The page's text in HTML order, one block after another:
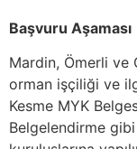
Başvuru Aşaması
Mardin, Ömerli ve
orman işçiliği ve
Kesme MYK
Belgelendirme